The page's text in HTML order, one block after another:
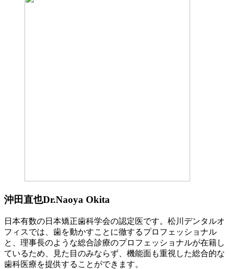
沖田直也Dr.Naoya Okita
日本有数の日本矯正歯科学会の認定医です。松川デンタルオ
フィスでは、歯を動かすことに徹するプロフェッショナル
と、理事長のような総合診療のプロフェッショナルが在籍し
ているため、見た目のみならず、機能面も重視した総合的な
歯科医療を提供することができます。